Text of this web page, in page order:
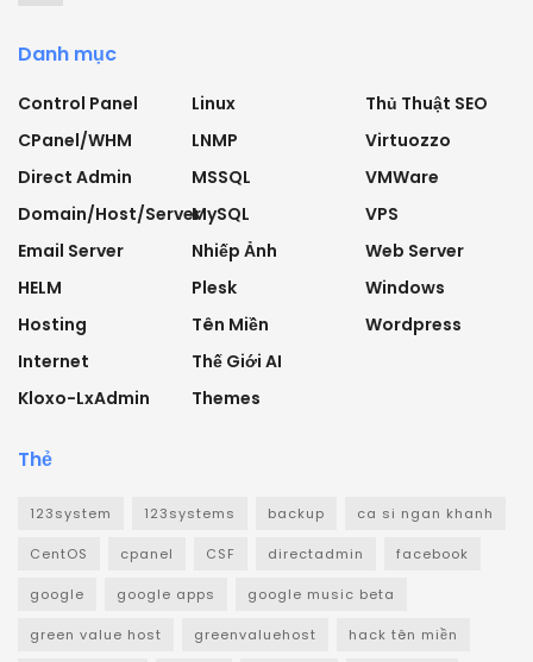
Danh mục
Control Panel
CPanel/WHM
Direct Admin
Domain/Host/Server
Email Server
HELM
Hosting
Internet
Kloxo-LxAdmin
Linux
LNMP
MSSQL
MySQL
Nhiếp Ảnh
Plesk
Tên Miền
Thế Giới AI
Themes
Thủ Thuật SEO
Virtuozzo
VMWare
VPS
Web Server
Windows
Wordpress
Thẻ
123system 123systems backup ca si ngan khanh
CentOS cpanel CSF directadmin facebook
google google apps google music beta
green value host greenvaluehost hack tên miền